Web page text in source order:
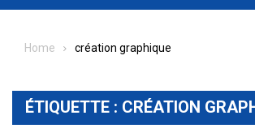
Home création graphique
ÉTIQUETTE : CRÉATION